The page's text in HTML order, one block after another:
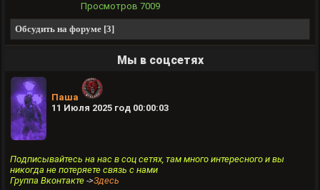
Просмотров 7009
Обсудить на форуме [3]
Мы в соцсетях
Паша
11 Июля 2025 год 00:00:03
Подписывайтесь на нас в соц сетях, там много интересного и вы
никогда не потеряете связь с нами
Группа Вконтакте ->Здесь